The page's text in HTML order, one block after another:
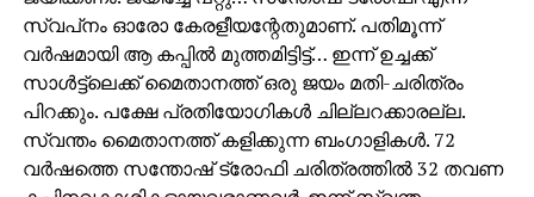
സ്വപ്‌നം ഓരോ കേരളീയന്റേതുമാണ്. പതിമൂന്ന്
വര്‍ഷമായി ആ കപ്പില്‍ മുത്തമിട്ടിട്ട്… ഇന്ന് ഉച്ചക്ക്
സാള്‍ട്ട്‌ലെക്ക് മൈതാനത്ത് ഒരു ജയം മതി-ചരിത്രം
പിറക്കും. പക്ഷേ പ്രതിയോഗികള്‍ ചില്ലറക്കാരല്ല.
സ്വന്തം മൈതാനത്ത് കളിക്കുന്ന ബംഗാളികള്‍. 72
വര്‍ഷത്തെ സന്തോഷ് ട്രോഫി ചരിത്രത്തില്‍ 32 തവണ